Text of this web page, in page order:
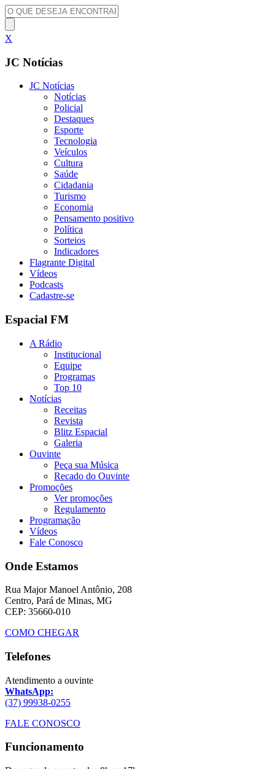
X
JC Notícias
JC Notícias
Notícias
Policial
Destaques
Esporte
Tecnologia
Veículos
Cultura
Saúde
Cidadania
Turismo
Economia
Pensamento positivo
Política
Sorteios
Indicadores
Flagrante Digital
Vídeos
Podcasts
Cadastre-se
Espacial FM
A Rádio
Institucional
Equipe
Programas
Top 10
Notícias
Receitas
Revista
Blitz Espacial
Galeria
Ouvinte
Peça sua Música
Recado do Ouvinte
Promoções
Ver promoções
Regulamento
Programação
Vídeos
Fale Conosco
Onde Estamos
Rua Major Manoel Antônio, 208
Centro, Pará de Minas, MG
CEP: 35660-010
COMO CHEGAR
Telefones
Atendimento a ouvinte
WhatsApp:
(37) 99938-0255
FALE CONOSCO
Funcionamento